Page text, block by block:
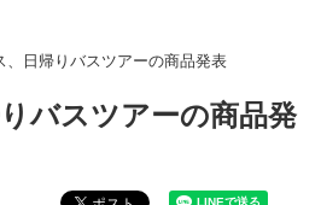
、日帰りバスツアーの商品発表
バスツアーの商品発